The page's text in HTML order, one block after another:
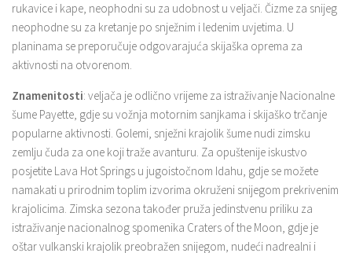
rukavice i kape, neophodni su za udobnost u veljači. Čizme za snijeg
neophodne su za kretanje po snježnim i ledenim uvjetima. U
planinama se preporučuje odgovarajuća skijaška oprema za
aktivnosti na otvorenom.
Znamenitosti: veljača je odlično vrijeme za istraživanje Nacionalne
šume Payette, gdje su vožnja motornim sanjkama i skijaško trčanje
popularne aktivnosti. Golemi, snježni krajolik šume nudi zimsku
zemlju čuda za one koji traže avanturu. Za opuštenije iskustvo
posjetite Lava Hot Springs u jugoistočnom Idahu, gdje se možete
namakati u prirodnim toplim izvorima okruženi snijegom prekrivenim
krajolicima. Zimska sezona također pruža jedinstvenu priliku za
istraživanje nacionalnog spomenika Craters of the Moon, gdje je
oštar vulkanski krajolik preobražen snijegom, nudeći nadrealni i